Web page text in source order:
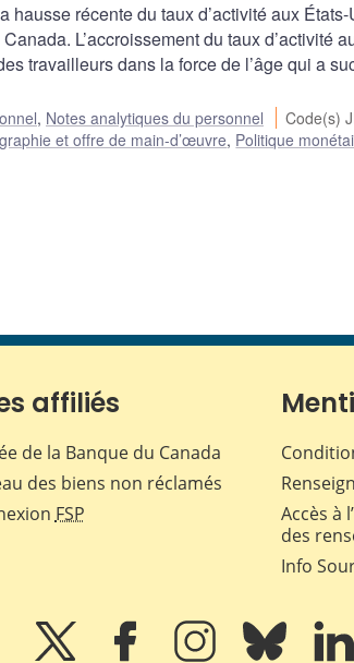
récente du taux d’activité aux
L’accroissement du taux d’activité
travailleurs dans la force de l’âge qui a
, Notes analytiques du personnel Code(s)
et offre de main-d’œuvre, Politique
affiliés
de la Banque du Canada
des biens non réclamés
FSP
Accès à
des
Info